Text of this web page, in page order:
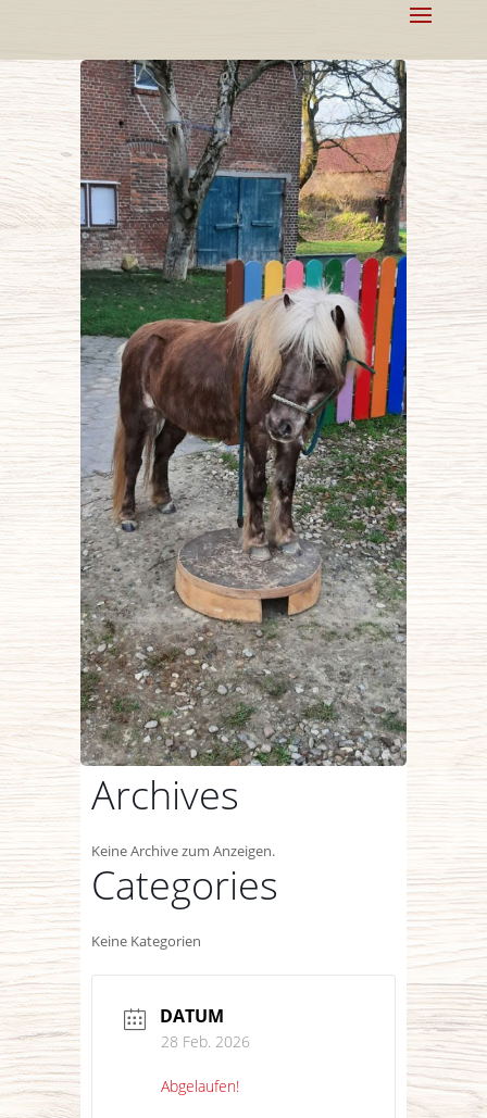
Archives
Keine Archive zum Anzeigen.
Categories
Keine Kategorien
DATUM
28 Feb. 2026
Abgelaufen!